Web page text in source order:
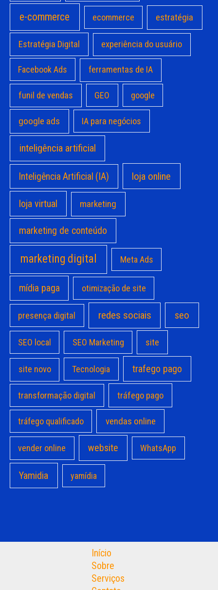
e-commerce ecommerce estratégia
Estratégia Digital experiência do usuário
Facebook Ads ferramentas de IA
funil de vendas GEO google
google ads IA para negócios
inteligência artificial
Inteligência Artificial (IA) loja online
loja virtual marketing
marketing de conteúdo
marketing digital Meta Ads
mídia paga otimização de site
presença digital redes sociais seo
SEO local SEO Marketing site
site novo Tecnologia trafego pago
transformação digital tráfego pago
tráfego qualificado vendas online
vender online website WhatsApp
Yamidia yamídia
Início
Sobre
Serviços